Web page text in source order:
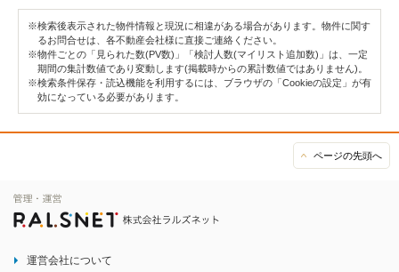
※検索後表示された物件情報と現況に相違がある場合があります。物件に関す
るお問合せは、各不動産会社様に直接ご連絡ください。
※物件ごとの「見られた数(PV数)」「検討人数(マイリスト追加数)」は、一定
期間の集計数値であり変動します(掲載時からの累計数値ではありません)。
※検索条件保存・読込機能を利用するには、ブラウザの「Cookieの設定」が有
効になっている必要があります。
ページの先頭へ
運営会社について